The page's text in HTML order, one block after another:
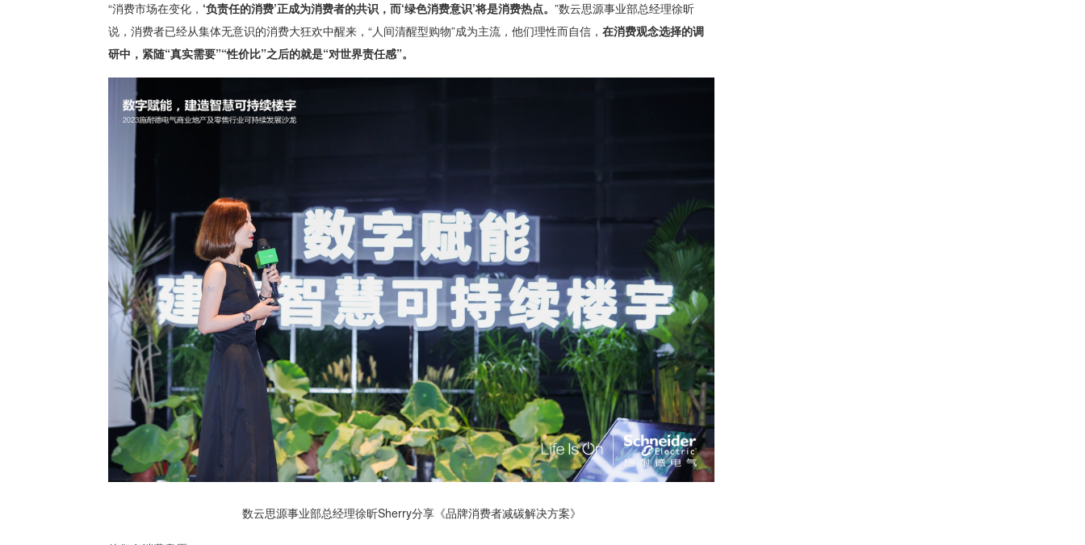
“消费市场在变化， ‘负责任的消费’正成为消费者的共识，而‘绿色消费意识’将是消费热点。”数云思源事业部总经理徐昕
说，消费者已经从集体无意识的消费大狂欢中醒来，“人间清醒型购物”成为主流，他们理性而自信，在消费观念选择的调
研中，紧随“真实需要”“性价比”之后的就是“对世界责任感”。
数云思源事业部总经理徐昕Sherry分享《品牌消费者减碳解决方案》